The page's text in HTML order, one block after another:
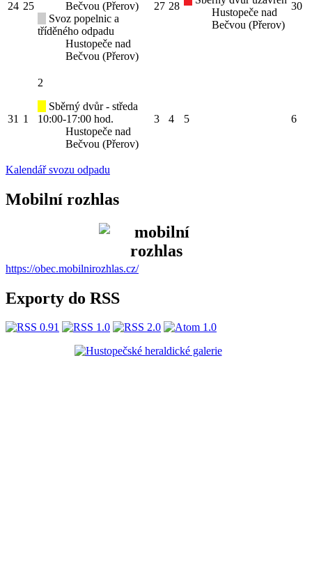
24 25
Bečvou (Přerov)
Svoz popelnic a
tříděného odpadu
Hustopeče nad
Bečvou (Přerov)
27 28
Hustopeče nad
Bečvou (Přerov)
30
31 1
2
Sběrný dvůr - středa
10:00-17:00 hod.
Hustopeče nad
Bečvou (Přerov)
3 4 5 6
Kalendář svozu odpadu
Mobilní rozhlas
https://obec.mobilnirozhlas.cz/
Exporty do RSS